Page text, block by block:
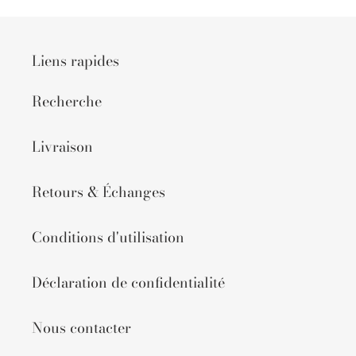
Liens rapides
Recherche
Livraison
Retours & Échanges
Conditions d'utilisation
Déclaration de confidentialité
Nous contacter